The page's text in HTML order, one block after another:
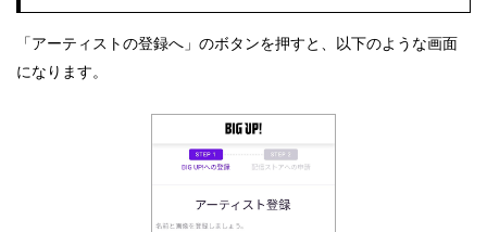
「アーティストの登録へ」のボタンを押すと、以下のような画面
になります。